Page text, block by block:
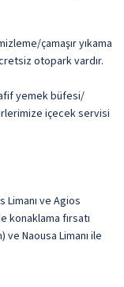
çamaşır yıkama
otopark vardır.
yemek büfesi/
içecek servisi
Limanı ve Agios
konaklama fırsatı
ve Naousa Limanı ile